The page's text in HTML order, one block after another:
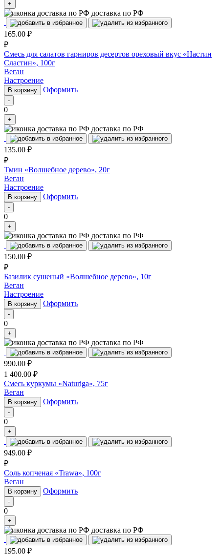
+
доставка по РФ
165.00 ₽
₽
Смесь для салатов гарниров десертов ореховый вкус «Настин
Сластин», 100г
Веган
Настроение
В корзину Оформить
-
0
+
доставка по РФ
135.00 ₽
₽
Тмин «Волшебное дерево», 20г
Веган
Настроение
В корзину Оформить
-
0
+
доставка по РФ
150.00 ₽
₽
Базилик сушеный «Волшебное дерево», 10г
Веган
Настроение
В корзину Оформить
-
0
+
доставка по РФ
990.00 ₽
1 400.00 ₽
Смесь куркумы «Naturiga», 75г
Веган
В корзину Оформить
-
0
+
949.00 ₽
₽
Соль копченая «Trawa», 100г
Веган
В корзину Оформить
-
0
+
доставка по РФ
195.00 ₽